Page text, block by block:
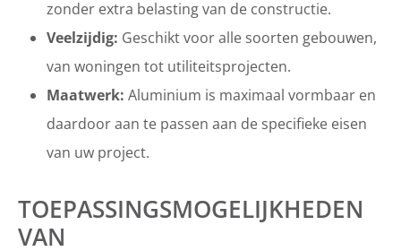
zonder extra belasting van de constructie.
Veelzijdig: Geschikt voor alle soorten gebouwen,
van woningen tot utiliteitsprojecten.
Maatwerk: Aluminium is maximaal vormbaar en
daardoor aan te passen aan de specifieke eisen
van uw project.
TOEPASSINGSMOGELIJKHEDEN
VAN